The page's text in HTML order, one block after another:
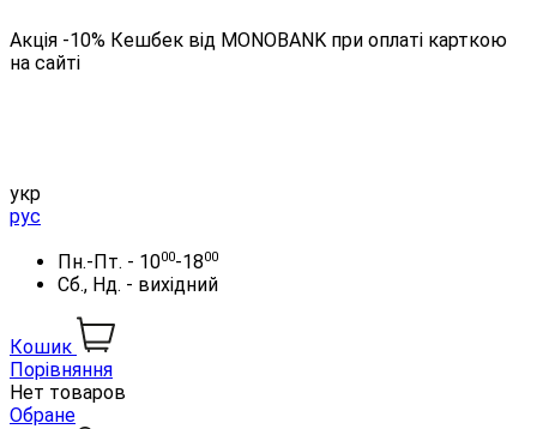
Акція -10% Кешбек від MONOBANK при оплаті карткою
на сайті
укр
рус
Пн.-Пт. - 1000-1800
Сб., Нд. - вихідний
Кошик
Порівняння
Нет товаров
Обране